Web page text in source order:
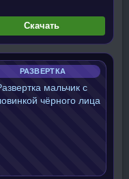
Скачать
РАЗВЕРТКА